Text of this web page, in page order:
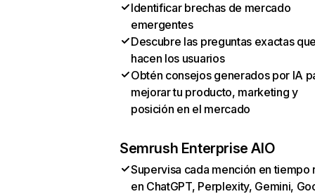
Identificar brechas de mercado
emergentes
Descubre las preguntas exactas
hacen los usuarios
Obtén consejos generados por IA
mejorar tu producto, marketing y
posición en el mercado
Semrush Enterprise AIO
Supervisa cada mención en tiempo
en ChatGPT, Perplexity, Gemini,